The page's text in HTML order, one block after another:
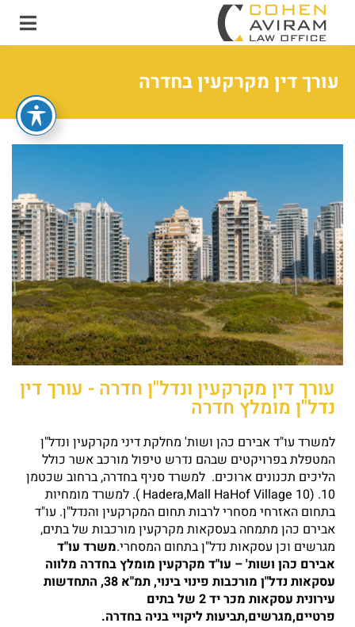
משרד עו"ד מקרקעין
ונדל"ן
עורך דין מקרקעין בחדרה
עורך דין מקרקעין ונדל"ן חדרה - עורך דין
נדל"ן מומלץ חדרה
למשרד עו"ד אבירם כהן ושות' מחלקת דיני מקרקעין ונדל"ן
המטפלת בפרויקטים שבהם נדרש טיפול מורכב אשר כולל
הליכים תכנונים ארוכים. למשרד סניף בחדרה, ברחוב שכטמן
10. (Hadera,Mall HaHof Village 10 ). למשרד מומחיות
בתחום האזרחי מסחרי לרבות תחום המקרקעין והנדל"ן. עו"ד
אבירם כהן מתמחה בעסקאות מקרקעין מורכבות של בתים,
מגרשים וכן עסקאות נדל"ן בתחום המסחרי.משרד עו"ד
אבירם כהן ושות' – עו"ד מקרקעין מומלץ בחדרה מלווה
עסקאות נדל"ן מורכבות פינוי בינוי, תמ"א 38, התחדשות
עירונית עסקאות מכר יד 2 של בתים
פרטיים,מגרשים,תביעות ליקויי בניה בחדרה.